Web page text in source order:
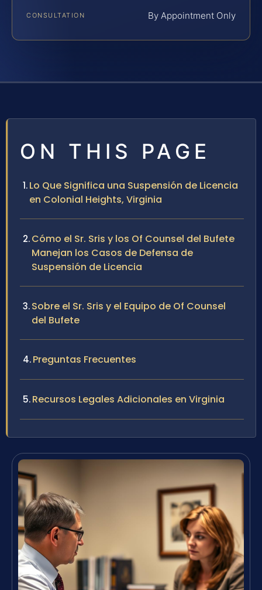
CONSULTATION By Appointment Only
ON THIS PAGE
Lo Que Significa una Suspensión de Licencia
en Colonial Heights, Virginia
Cómo el Sr. Sris y los Of Counsel del Bufete
Manejan los Casos de Defensa de
Suspensión de Licencia
Sobre el Sr. Sris y el Equipo de Of Counsel
del Bufete
Preguntas Frecuentes
Recursos Legales Adicionales en Virginia